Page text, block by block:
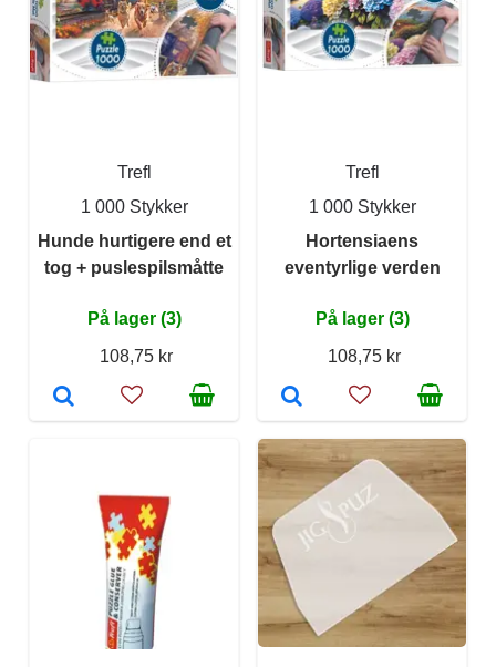
Trefl
1 000 Stykker
Hunde hurtigere end et
tog + puslespilsmåtte
På lager (3)
108,75 kr
Trefl
1 000 Stykker
Hortensiaens
eventyrlige verden
På lager (3)
108,75 kr